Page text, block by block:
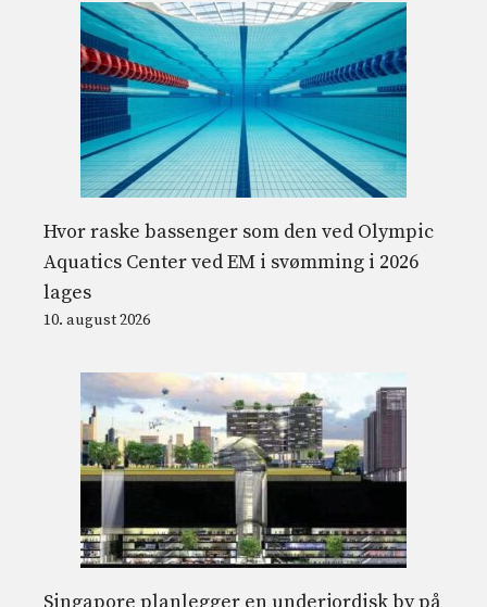
Hvor raske bassenger som den ved Olympic
Aquatics Center ved EM i svømming i 2026
lages
10. august 2026
Singapore planlegger en underjordisk by på